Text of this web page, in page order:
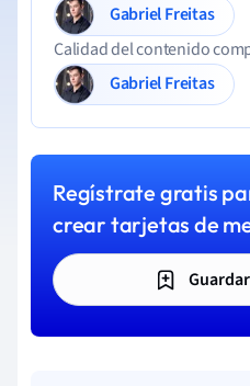
Gabriel Freitas
Calidad del contenido
Gabriel Freitas
Regístrate gratis
crear tarjetas de